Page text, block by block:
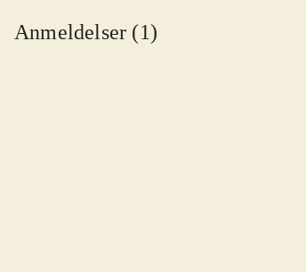
Anmeldelser (1)